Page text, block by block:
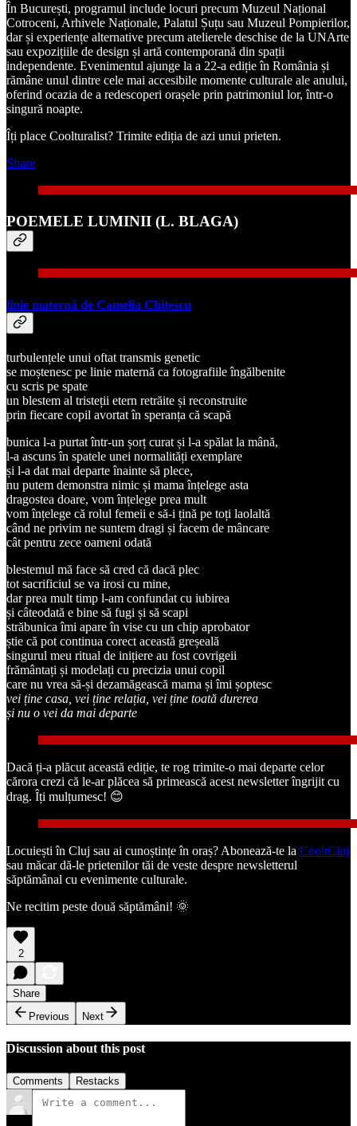
În București, programul include locuri precum Muzeul Național
Cotroceni, Arhivele Naționale, Palatul Șuțu sau Muzeul Pompierilor,
dar și experiențe alternative precum atelierele deschise de la UNArte
sau expozițiile de design și artă contemporană din spații
independente. Evenimentul ajunge la a 22-a ediție în România și
rămâne unul dintre cele mai accesibile momente culturale ale anului,
oferind ocazia de a redescoperi orașele prin patrimoniul lor, într-o
singură noapte.
Îți place Coolturalist? Trimite ediția de azi unui prieten.
Share
POEMELE LUMINII (L. BLAGA)
linie maternă de Camelia Chițescu
turbulențele unui oftat transmis genetic
se moștenesc pe linie maternă ca fotografiile îngălbenite
cu scris pe spate
un blestem al tristeții etern retrăite și reconstruite
prin fiecare copil avortat în speranța că scapă
bunica l-a purtat într-un șorț curat și l‑a spălat la mână,
l-a ascuns în spatele unei normalități exemplare
și l-a dat mai departe înainte să plece,
nu putem demonstra nimic și mama înțelege asta
dragostea doare, vom înțelege prea mult
vom înțelege că rolul femeii e să‑i țină pe toți laolaltă
când ne privim ne suntem dragi și facem de mâncare
cât pentru zece oameni odată
blestemul mă face să cred că dacă plec
tot sacrificiul se va irosi cu mine,
dar prea mult timp l‑am confundat cu iubirea
și câteodată e bine să fugi și să scapi
străbunica îmi apare în vise cu un chip aprobator
știe că pot continua corect această greșeală
singurul meu ritual de inițiere au fost covrigeii
frământați și modelați cu precizia unui copil
care nu vrea să-și dezamăgească mama și îmi șoptesc
vei ține casa, vei ține relația, vei ține toată durerea
și nu o vei da mai departe
Dacă ți-a plăcut această ediție, te rog trimite-o mai departe celor
cărora crezi că le-ar plăcea să primească acest newsletter îngrijit cu
drag. Îți mulțumesc! 😊
Locuiești în Cluj sau ai cunoștințe în oraș? Abonează-te la CooltCluj
sau măcar dă-le prietenilor tăi de veste despre newsletterul
săptămânal cu evenimente culturale.
Ne recitim peste două săptămâni! 🌞
2
Share
Previous
Next
Discussion about this post
Comments Restacks